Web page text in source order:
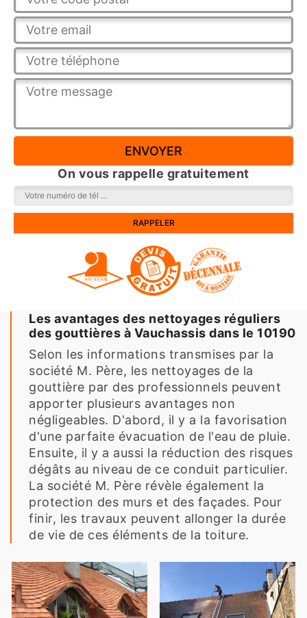
On vous rappelle gratuitement
Les avantages des nettoyages réguliers
des gouttières à Vauchassis dans le 10190
Selon les informations transmises par la
société M. Père, les nettoyages de la
gouttière par des professionnels peuvent
apporter plusieurs avantages non
négligeables. D'abord, il y a la favorisation
d'une parfaite évacuation de l'eau de pluie.
Ensuite, il y a aussi la réduction des risques
dégâts au niveau de ce conduit particulier.
La société M. Père révèle également la
protection des murs et des façades. Pour
finir, les travaux peuvent allonger la durée
de vie de ces éléments de la toiture.